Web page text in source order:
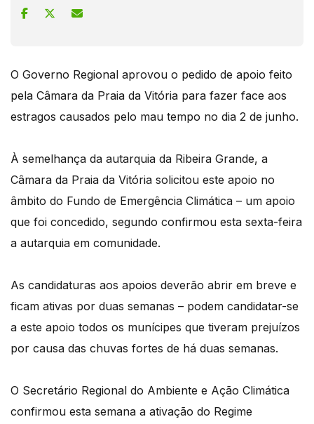
O Governo Regional aprovou o pedido de apoio feito
pela Câmara da Praia da Vitória para fazer face aos
estragos causados pelo mau tempo no dia 2 de junho.
À semelhança da autarquia da Ribeira Grande, a
Câmara da Praia da Vitória solicitou este apoio no
âmbito do Fundo de Emergência Climática – um apoio
que foi concedido, segundo confirmou esta sexta-feira
a autarquia em comunidade.
As candidaturas aos apoios deverão abrir em breve e
ficam ativas por duas semanas – podem candidatar-se
a este apoio todos os munícipes que tiveram prejuízos
por causa das chuvas fortes de há duas semanas.
O Secretário Regional do Ambiente e Ação Climática
confirmou esta semana a ativação do Regime